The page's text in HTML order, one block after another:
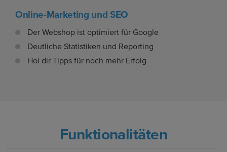
Online-Marketing und SEO
Der Webshop ist optimiert für Google
Deutliche Statistiken und Reporting
Hol dir Tipps für noch mehr Erfolg
Funktionalitäten